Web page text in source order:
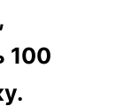
100